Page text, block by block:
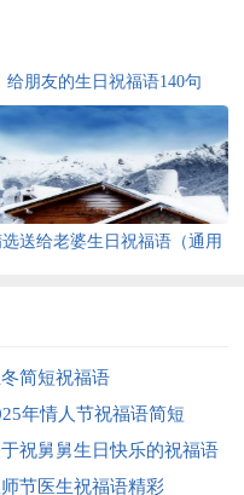
给朋友的生日祝福语140句
送给老婆生日祝福语（通用
简短祝福语
年情人节祝福语简短
祝舅舅生日快乐的祝福语
师节医生祝福语精彩